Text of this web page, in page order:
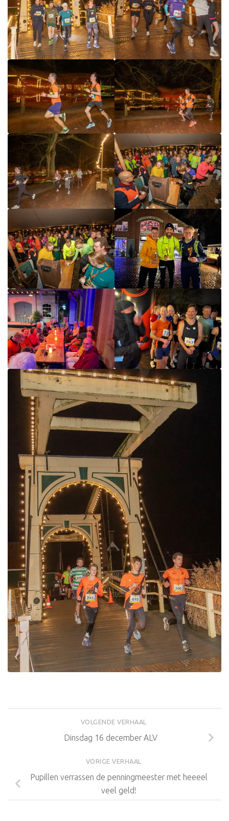
VOLGENDE VERHAAL
Dinsdag 16 december ALV
VORIGE VERHAAL
Pupillen verrassen de penningmeester met heeeel
veel geld!